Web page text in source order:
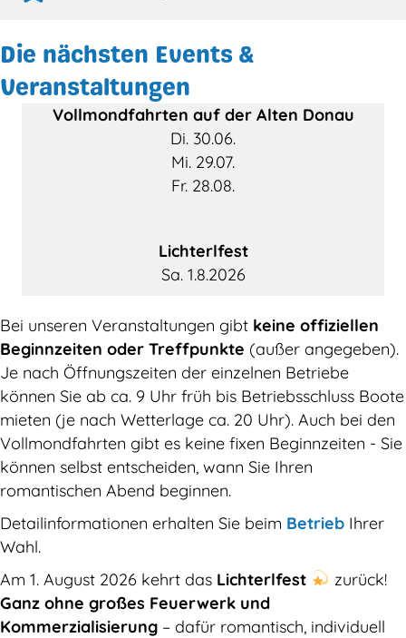
Die nächsten Events &
Veranstaltungen
Vollmondfahrten auf der Alten Donau
Di. 30.06.
Mi. 29.07.
Fr. 28.08.
Lichterlfest
Sa. 1.8.2026
Bei unseren Veranstaltungen gibt keine offiziellen
Beginnzeiten oder Treffpunkte (außer angegeben).
Je nach Öffnungszeiten der einzelnen Betriebe
können Sie ab ca. 9 Uhr früh bis Betriebsschluss Boote
mieten (je nach Wetterlage ca. 20 Uhr). Auch bei den
Vollmondfahrten gibt es keine fixen Beginnzeiten - Sie
können selbst entscheiden, wann Sie Ihren
romantischen Abend beginnen.
Detailinformationen erhalten Sie beim Betrieb Ihrer
Wahl.
Am 1. August 2026 kehrt das Lichterlfest
zurück!
Ganz ohne großes Feuerwerk und
Kommerzialisierung – dafür romantisch, individuell